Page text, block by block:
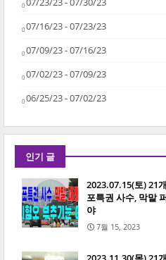
07/16/23 - 07/23/23
07/09/23 - 07/16/23
07/02/23 - 07/09/23
06/25/23 - 07/02/23
인기 글
2023.07.15(토) 21
포특권 사수, 막말
야
7월 15, 2023